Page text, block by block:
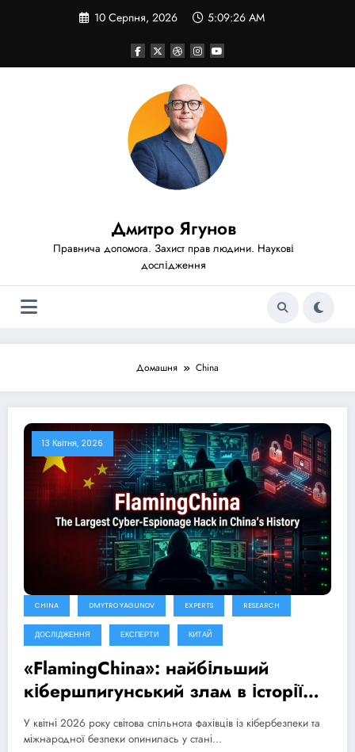
10 Серпня, 2026 5:09:28 AM
Дмитро Ягунов
Правнича допомога. Захист прав людини. Наукові
дослідження
Домашня China
13 Квітня, 2026
CHINA DMYTRO YAGUNOV EXPERTS RESEARCH
ДОСЛІДЖЕННЯ ЕКСПЕРТИ КИТАЙ
«FlamingChina»: найбільший
кібершпигунський злам в історії
Китаю
У квітні 2026 року світова спільнота фахівців із кібербезпеки та
міжнародної безпеки опинилась у стані…